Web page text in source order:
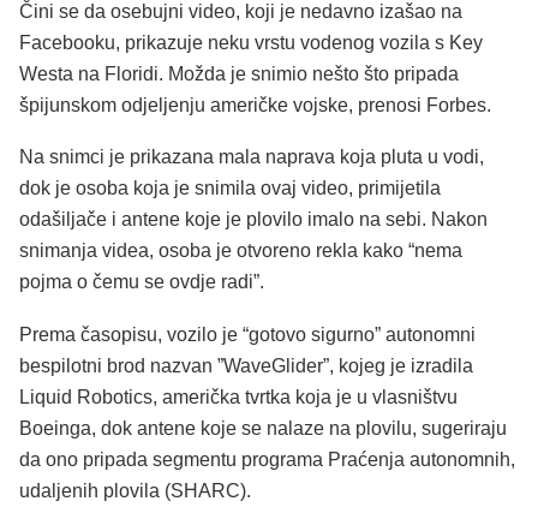
Čini se da osebujni video, koji je nedavno izašao na
Facebooku, prikazuje neku vrstu vodenog vozila s Key
Westa na Floridi. Možda je snimio nešto što pripada
špijunskom odjeljenju američke vojske, prenosi Forbes.
Na snimci je prikazana mala naprava koja pluta u vodi,
dok je osoba koja je snimila ovaj video, primijetila
odašiljače i antene koje je plovilo imalo na sebi. Nakon
snimanja videa, osoba je otvoreno rekla kako “nema
pojma o čemu se ovdje radi”.
Prema časopisu, vozilo je “gotovo sigurno” autonomni
bespilotni brod nazvan ”WaveGlider”, kojeg je izradila
Liquid Robotics, američka tvrtka koja je u vlasništvu
Boeinga, dok antene koje se nalaze na plovilu, sugeriraju
da ono pripada segmentu programa Praćenja autonomnih,
udaljenih plovila (SHARC).